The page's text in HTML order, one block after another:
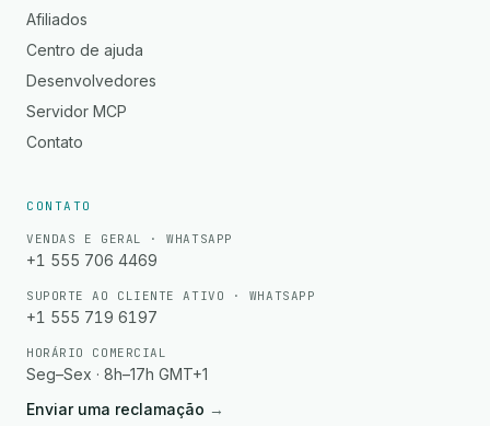
Afiliados
Centro de ajuda
Desenvolvedores
Servidor MCP
Contato
CONTATO
VENDAS E GERAL · WHATSAPP
+1 555 706 4469
SUPORTE AO CLIENTE ATIVO · WHATSAPP
+1 555 719 6197
HORÁRIO COMERCIAL
Seg–Sex · 8h–17h GMT+1
Enviar uma reclamação →